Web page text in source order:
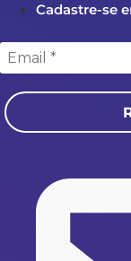
Cadastre-se